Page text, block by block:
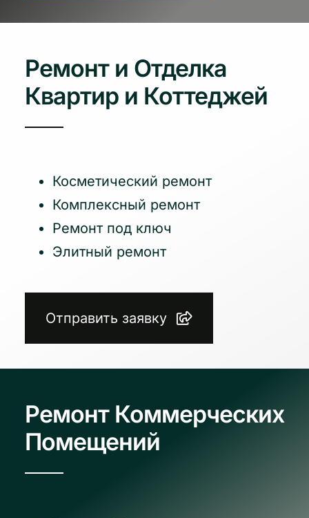
Ремонт и Отделка
Квартир и Коттеджей
Косметический ремонт
Комплексный ремонт
Ремонт под ключ
Элитный ремонт
Отправить заявку
Ремонт Коммерческих
Помещений